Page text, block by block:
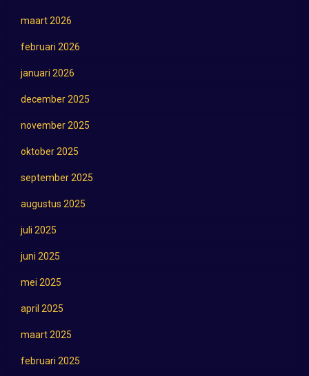
maart 2026
februari 2026
januari 2026
december 2025
november 2025
oktober 2025
september 2025
augustus 2025
juli 2025
juni 2025
mei 2025
april 2025
maart 2025
februari 2025